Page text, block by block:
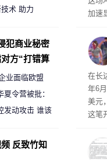
加速
物
毁，
评
米，
上。
依
在长
年6
美元
这笔
称
器、
术 助力
犯商业秘密
方“打错算
业面临欧盟
权限审查
令营被批：
邦”
发动攻击 谁该
反致竹知